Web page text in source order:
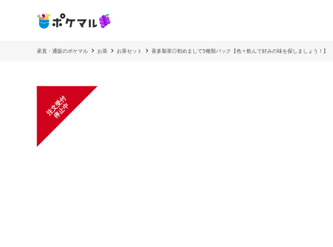
産直・通販のポケマル お茶 お茶セット 喜多製茶◎初めまして5種類パック【色々飲んで好みの味を探しましょう！】
注
文
受
付
停
止
中